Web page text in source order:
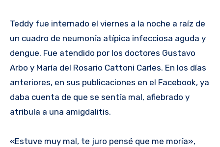
Teddy fue internado el viernes a la noche a raíz de
un cuadro de neumonía atípica infecciosa aguda y
dengue. Fue atendido por los doctores Gustavo
Arbo y María del Rosario Cattoni Carles. En los días
anteriores, en sus publicaciones en el Facebook, ya
daba cuenta de que se sentía mal, afiebrado y
atribuía a una amigdalitis.
«Estuve muy mal, te juro pensé que me moría»,